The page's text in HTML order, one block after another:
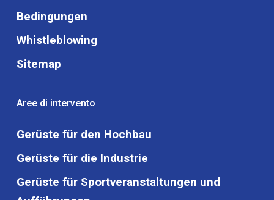
Bedingungen
Whistleblowing
Sitemap
Aree di intervento
Gerüste für den Hochbau
Gerüste für die Industrie
Gerüste für Sportveranstaltungen und